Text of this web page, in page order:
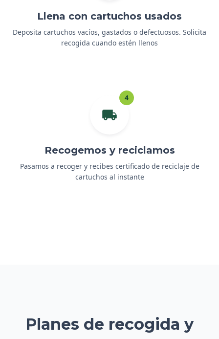
Llena con cartuchos usados
Deposita cartuchos vacíos, gastados o defectuosos. Solicita
recogida cuando estén llenos
4
Recogemos y reciclamos
Pasamos a recoger y recibes certificado de reciclaje de
cartuchos al instante
Planes de recogida y